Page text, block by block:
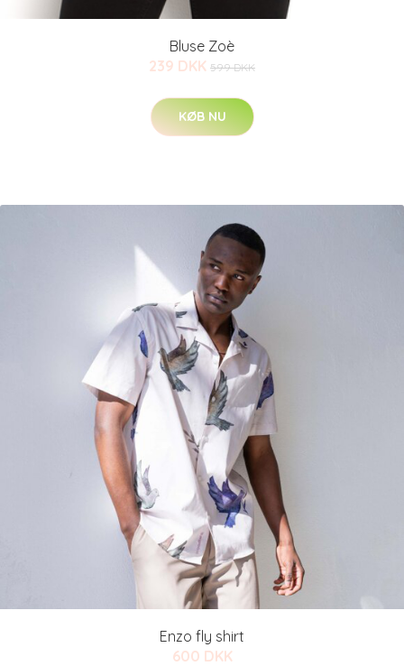
Bluse Zoè
239 DKK 599 DKK
KØB NU
Enzo fly shirt
600 DKK